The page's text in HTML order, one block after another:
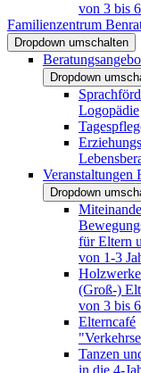
von 3 bis
Familienzentrum
Dropdown umschalten
Dropdown
Logopädie
Veranstaltungen
Dropdown
für Eltern
von 1-3
(Groß-)
von 3 bis
Elterncafé
Tanzen
in die 4-